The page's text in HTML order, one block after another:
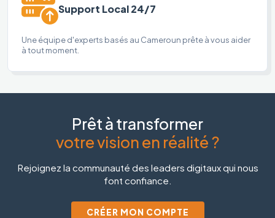
Support Local 24/7
Une équipe d'experts basés au Cameroun prête à vous aider
à tout moment.
Prêt à transformer
votre vision en réalité ?
Rejoignez la communauté des leaders digitaux qui nous
font confiance.
CRÉER MON COMPTE